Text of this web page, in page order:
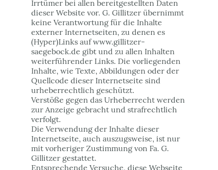
Irrtümer bei allen bereitgestellten Daten
dieser Website vor. G. Gillitzer übernimmt
keine Verantwortung für die Inhalte
externer Internetseiten, zu denen es
(Hyper)Links auf www.gillitzer-
saegebock.de gibt und zu allen Inhalten
weiterführender Links. Die vorliegenden
Inhalte, wie Texte, Abbildungen oder der
Quellcode dieser Internetseite sind
urheberrechtlich geschützt.
Verstöße gegen das Urheberrecht werden
zur Anzeige gebracht und strafrechtlich
verfolgt.
Die Verwendung der Inhalte dieser
Internetseite, auch auszugsweise, ist nur
mit vorheriger Zustimmung von Fa. G.
Gillitzer gestattet.
Entsprechende Versuche, diese Webseite